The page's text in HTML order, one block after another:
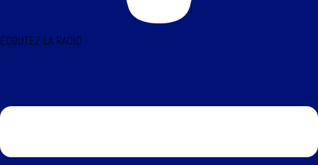
ÉCOUTEZ LA RADIO